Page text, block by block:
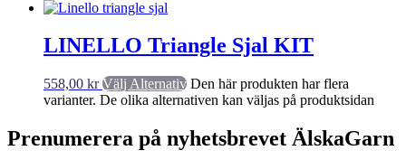
LINELLO Triangle Sjal KIT
558,00 kr Välj Alternativ Den här produkten har flera
varianter. De olika alternativen kan väljas på produktsidan
Prenumerera på nyhetsbrevet ÄlskaGarn